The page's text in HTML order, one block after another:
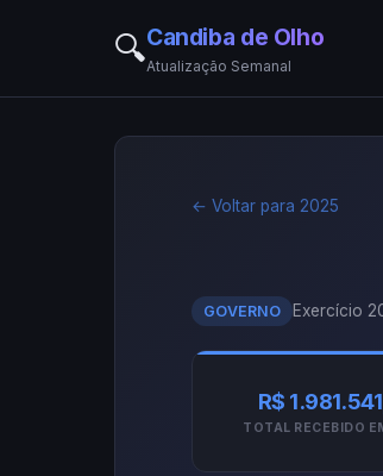
🔍Candiba de Olho
Atualização Semanal
← Voltar para 2025
GOVERNO Exercício
R$
TOTAL RECEBIDO